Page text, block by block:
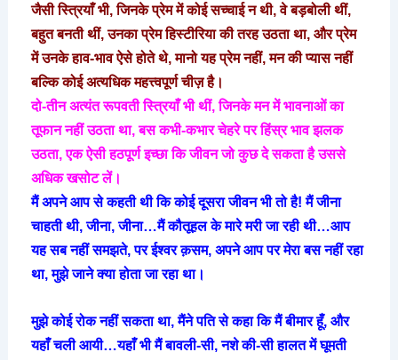
जैसी स्त्रियाँ भी, जिनके प्रेम में कोई सच्चाई न थी, वे बड़बोली थीं,
बहुत बनती थीं, उनका प्रेम हिस्टीरिया की तरह उठता था, और प्रेम
में उनके हाव-भाव ऐसे होते थे, मानो यह प्रेम नहीं, मन की प्यास नहीं
बल्कि कोई अत्यधिक महत्त्वपूर्ण चीज़ है।
दो-तीन अत्यंत रूपवती स्त्रियाँ भी थीं, जिनके मन में भावनाओं का
तूफान नहीं उठता था, बस कभी-कभार चेहरे पर हिंस्र भाव झलक
उठता, एक ऐसी हठपूर्ण इच्छा कि जीवन जो कुछ दे सकता है उससे
अधिक खसोट लें।
मैं अपने आप से कहती थी कि कोई दूसरा जीवन भी तो है! मैं जीना
चाहती थी, जीना, जीना…मैं कौतूहल के मारे मरी जा रही थी…आप
यह सब नहीं समझते, पर ईश्वर क़सम, अपने आप पर मेरा बस नहीं रहा
था, मुझे जाने क्या होता जा रहा था।
मुझे कोई रोक नहीं सकता था, मैंने पति से कहा कि मैं बीमार हूँ, और
यहाँ चली आयी…यहाँ भी मैं बावली-सी, नशे की-सी हालत में घूमती